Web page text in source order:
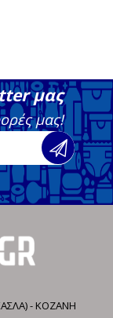
μας
μας!
- ΚΟΖΑΝΗ